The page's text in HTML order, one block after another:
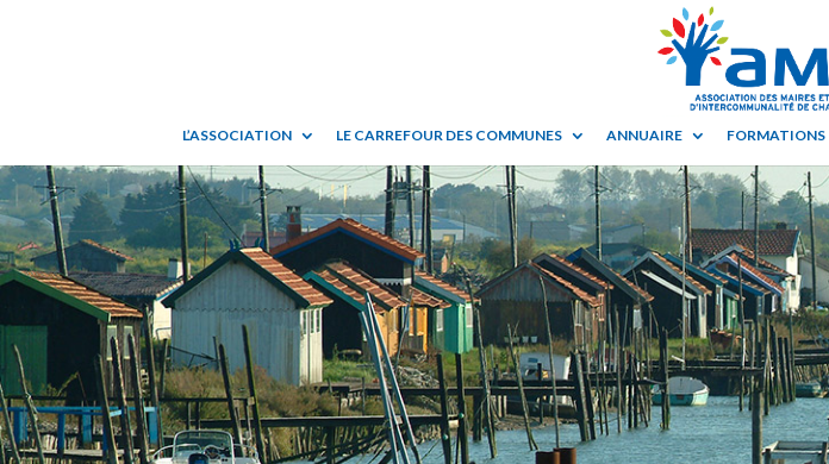
L’ASSOCIATION LE CARREFOUR DES COMMUNES ANNUAIRE FORMATIONS